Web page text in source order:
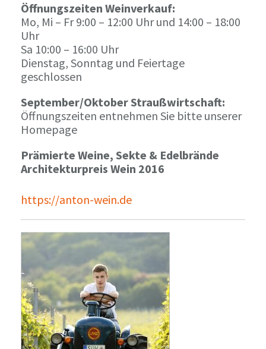
Öffnungszeiten Weinverkauf:
Mo, Mi – Fr 9:00 – 12:00 Uhr und 14:00 – 18:00
Uhr
Sa 10:00 – 16:00 Uhr
Dienstag, Sonntag und Feiertage
geschlossen
September/Oktober Straußwirtschaft:
Öffnungszeiten entnehmen Sie bitte unserer
Homepage
Prämierte Weine, Sekte & Edelbrände
Architekturpreis Wein 2016
https://anton-wein.de